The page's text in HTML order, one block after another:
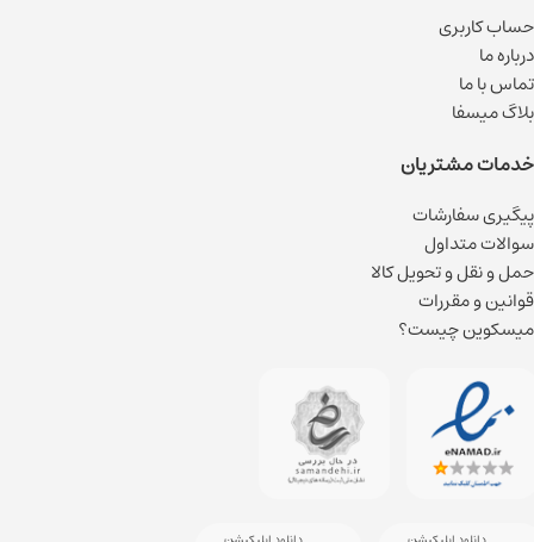
حساب کاربری
درباره ما
تماس با ما
بلاگ میسفا
خدمات مشتریان
پیگیری سفارشات
سوالات متداول
حمل و نقل و تحویل کالا
قوانین و مقررات
میسکوین چیست؟